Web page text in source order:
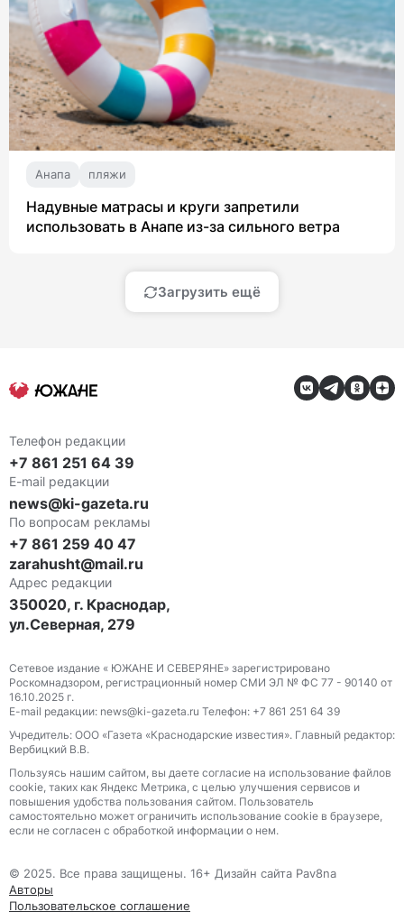
Анапа пляжи
Надувные матрасы и круги запретили
использовать в Анапе из-за сильного ветра
Загрузить ещё
Телефон редакции
+7 861 251 64 39
E-mail редакции
news@ki-gazeta.ru
По вопросам рекламы
+7 861 259 40 47
zarahusht@mail.ru
Адрес редакции
350020, г. Краснодар,
ул.Северная, 279
Сетевое издание « ЮЖАНЕ И СЕВЕРЯНЕ» зарегистрировано
Роскомнадзором, регистрационный номер СМИ ЭЛ № ФС 77 - 90140 от
16.10.2025 г.
E-mail редакции: news@ki-gazeta.ru Телефон: +7 861 251 64 39
Учредитель: ООО «Газета «Краснодарские известия». Главный редактор:
Вербицкий В.В.
Пользуясь нашим сайтом, вы даете согласие на использование файлов
сооkіе, таких как Яндекс Метрика, с целью улучшения сервисов и
повышения удобства пользования сайтом. Пользователь
самостоятельно может ограничить использование сооkіе в браузере,
если не согласен с обработкой информации о нем.
© 2025. Все права защищены. 16+ Дизайн сайта Pav8na
Авторы
Пользовательское соглашение